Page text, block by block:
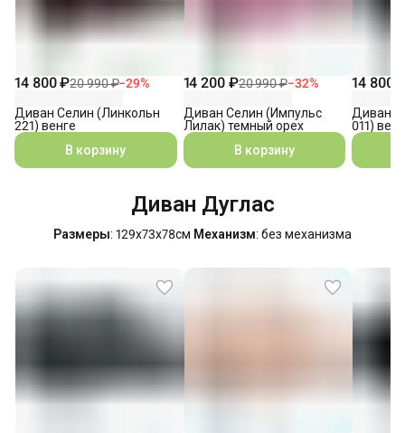
14 800 ₽20 990 ₽−29%
Диван Селин (Линкольн
221) венге
В корзину
14 200 ₽20 990 ₽−32%
Диван Селин (Импульс
Лилак) темный орех
В корзину
14 800
Диван
011)
Диван Дуглас
Размеры: 129х73х78см Механизм: без механизма